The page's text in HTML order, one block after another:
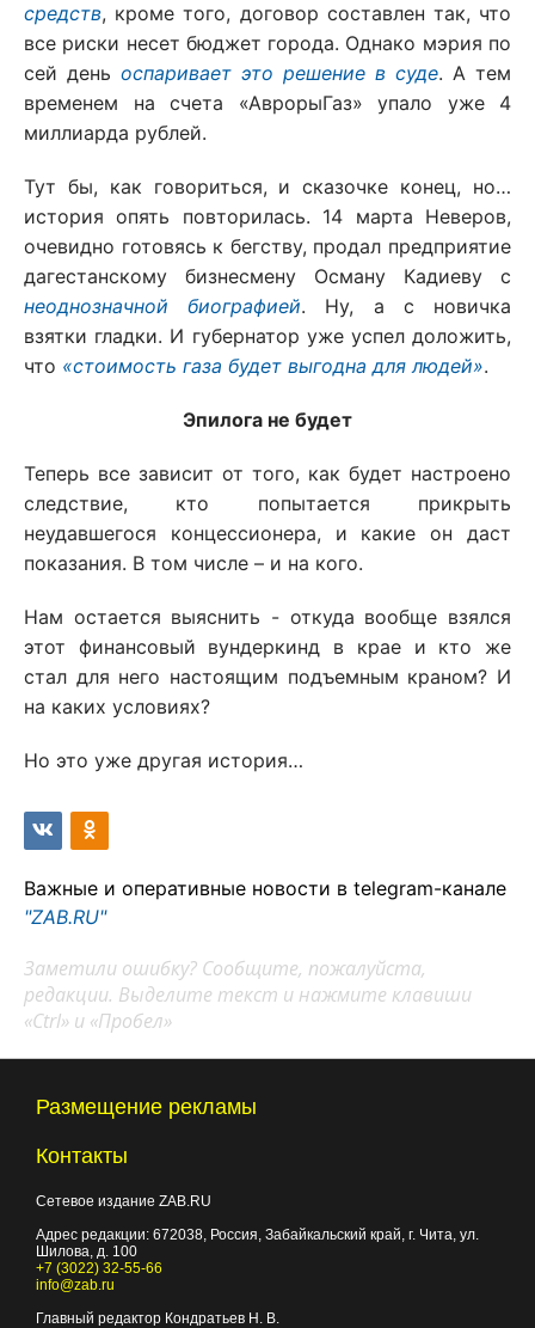
средств, кроме того, договор составлен так, что
все риски несет бюджет города. Однако мэрия по
сей день оспаривает это решение в суде. А тем
временем на счета «АврорыГаз» упало уже 4
миллиарда рублей.
Тут бы, как говориться, и сказочке конец, но…
история опять повторилась. 14 марта Неверов,
очевидно готовясь к бегству, продал предприятие
дагестанскому бизнесмену Осману Кадиеву с
неоднозначной биографией. Ну, а с новичка
взятки гладки. И губернатор уже успел доложить,
что «стоимость газа будет выгодна для людей».
Эпилога не будет
Теперь все зависит от того, как будет настроено
следствие, кто попытается прикрыть
неудавшегося концессионера, и какие он даст
показания. В том числе – и на кого.
Нам остается выяснить - откуда вообще взялся
этот финансовый вундеркинд в крае и кто же
стал для него настоящим подъемным краном? И
на каких условиях?
Но это уже другая история…
Важные и оперативные новости в telegram-канале
"ZAB.RU"
Заметили ошибку? Сообщите, пожалуйста,
редакции. Выделите текст и нажмите клавиши
«Ctrl» и «Пробел»
Размещение рекламы
Контакты
Сетевое издание ZAB.RU
Адрес редакции: 672038, Россия, Забайкальский край, г. Чита, ул.
Шилова, д. 100
+7 (3022) 32-55-66
info@zab.ru
Главный редактор Кондратьев Н. В.